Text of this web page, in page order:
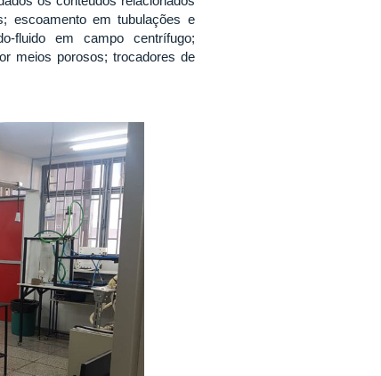
escoamento em tubulações e
fluido em campo centrífugo;
meios porosos; trocadores de